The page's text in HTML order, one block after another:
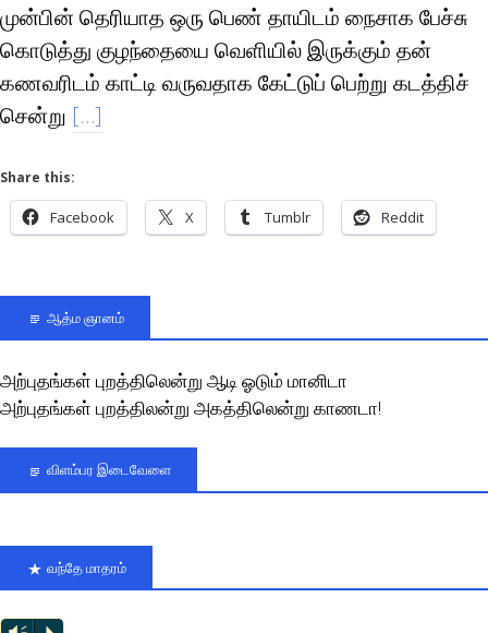
முன்பின் தெரியாத ஒரு பெண் தாயிடம் நைசாக பேச்சு
கொடுத்து குழந்தையை வெளியில் இருக்கும் தன்
கணவரிடம் காட்டி வருவதாக கேட்டுப் பெற்று கடத்திச்
சென்று […]
Share this:
Facebook X Tumblr Reddit
ஆத்ம ஞானம்
அற்புதங்கள் புறத்திலென்று ஆடி ஓடும் மானிடா
அற்புதங்கள் புறத்திலன்று அகத்திலென்று காணடா!
விளம்பர இடைவேளை
வந்தே மாதரம்